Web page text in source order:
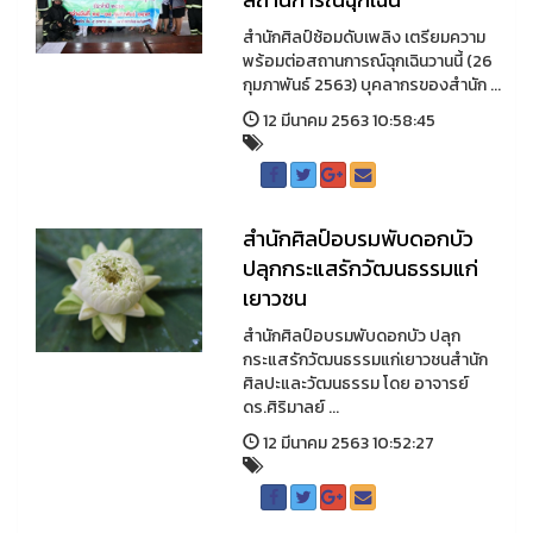
สำนักศิลป์ซ้อมดับเพลิง เตรียมความ
พร้อมต่อสถานการณ์ฉุกเฉินวานนี้ (26
กุมภาพันธ์ 2563) บุคลากรของสำนัก ...
12 มีนาคม 2563 10:58:45
สำนักศิลป์อบรมพับดอกบัว
ปลุกกระแสรักวัฒนธรรมแก่
เยาวชน
สำนักศิลป์อบรมพับดอกบัว ปลุก
กระแสรักวัฒนธรรมแก่เยาวชนสำนัก
ศิลปะและวัฒนธรรม โดย อาจารย์
ดร.ศิริมาลย์ ...
12 มีนาคม 2563 10:52:27